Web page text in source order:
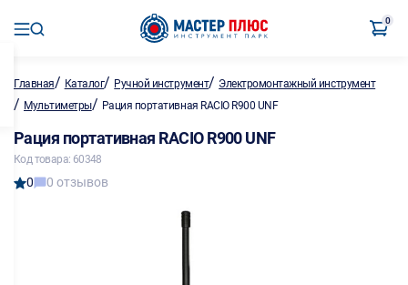
0
Главная/ Каталог/ Ручной инструмент/ Электромонтажный инструмент
/ Мультиметры/ Рация портативная RACIO R900 UNF
Рация портативная RACIO R900 UNF
Код товара: 60348
0 0 отзывов